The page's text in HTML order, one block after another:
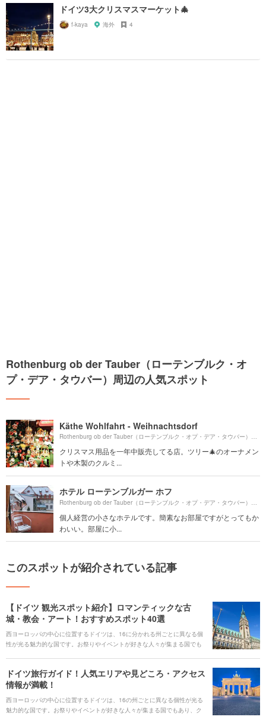
ドイツ3大クリスマスマーケット🎄
f-kaya 海外 4
Rothenburg ob der Tauber（ローテンブルク・オ
プ・デア・タウバー）周辺の人気スポット
Käthe Wohlfahrt - Weihnachtsdorf
Rothenburg ob der Tauber（ローテンブルク・オプ・デア・タウバー）より約
クリスマス用品を一年中販売してる店。ツリー🎄のオーナメン
トや木製のクルミ...
ホテル ローテンブルガー ホフ
Rothenburg ob der Tauber（ローテンブルク・オプ・デア・タウバー）より約
個人経営の小さなホテルです。簡素なお部屋ですがとってもか
わいい。部屋に小...
このスポットが紹介されている記事
【ドイツ 観光スポット紹介】ロマンティックな古
城・教会・アート！おすすめスポット40選
西ヨーロッパの中心に位置するドイツは、16に分かれる州ごとに異なる個
性が光る魅力的な国です。お祭りやイベントが好きな人々が集まる国でも
す。 ドイツを観光する上で、押さえておきたい定番から穴場の絶景スポッ
ト、定番のお土産までドイツ旅行の計画を立てるのに役立つ情報をたっぷ
ドイツ旅行ガイド！人気エリアや見どころ・アクセス
情報が満載！
西ヨーロッパの中心に位置するドイツは、16の州ごとに異なる個性が光る
魅力的な国です。お祭りやイベントが好きな人々が集まる国でもあり、ク